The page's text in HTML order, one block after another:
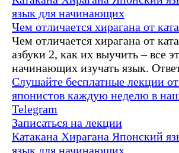
язык для начинающих
Чем отличается хирагана от
Чем отличается хирагана от
азбуки 2, как их выучить – все
начинающих изучать язык.
Слушайте бесплатные лекции
японистов каждую неделю в
Telegram
Записаться на лекции
Катакана Хирагана Японский
язык для начинающих